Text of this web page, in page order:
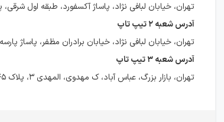
تهران، خیابان لبافی نژاد، پاساژ آکسفورد، طبقه اول شرقی،
آدرس شعبه ۲ تیپ تاپ
تهران، خیابان لبافی نژاد، خیابان برادران مظفر، پاساژ
آدرس شعبه ۳ تیپ تاپ
تهران، بازار بزرگ، عباس آباد، ک مهدوی، المهدی ۳، پلاک ۳۴۵